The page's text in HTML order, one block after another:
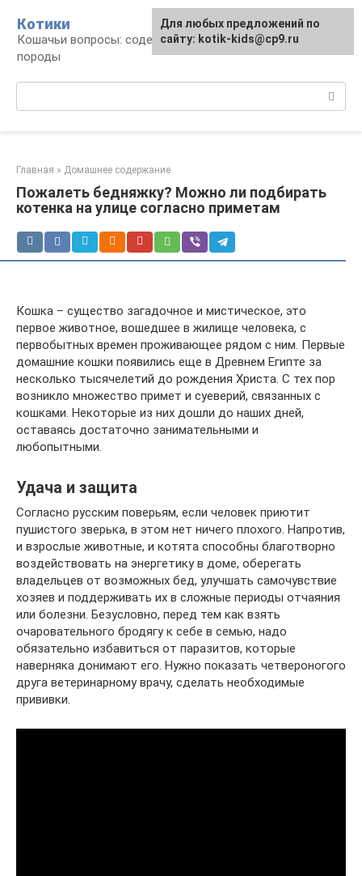
контенту
Котики
Кошачьи вопросы: содержание, лечение,
породы
Главная » Домашнее содержание
Пожалеть бедняжку? Можно ли подбирать
котенка на улице согласно приметам
Кошка – существо загадочное и мистическое, это
первое животное, вошедшее в жилище человека, с
первобытных времен проживающее рядом с ним. Первые
домашние кошки появились еще в Древнем Египте за
несколько тысячелетий до рождения Христа. С тех пор
возникло множество примет и суеверий, связанных с
кошками. Некоторые из них дошли до наших дней,
оставаясь достаточно занимательными и
любопытными.
Удача и защита
Согласно русским поверьям, если человек приютит
пушистого зверька, в этом нет ничего плохого. Напротив,
и взрослые животные, и котята способны благотворно
воздействовать на энергетику в доме, оберегать
владельцев от возможных бед, улучшать самочувствие
хозяев и поддерживать их в сложные периоды отчаяния
или болезни. Безусловно, перед тем как взять
очаровательного бродягу к себе в семью, надо
обязательно избавиться от паразитов, которые
наверняка донимают его. Нужно показать четвероногого
друга ветеринарному врачу, сделать необходимые
прививки.
Для любых предложений по
сайту: kotik-kids@cp9.ru